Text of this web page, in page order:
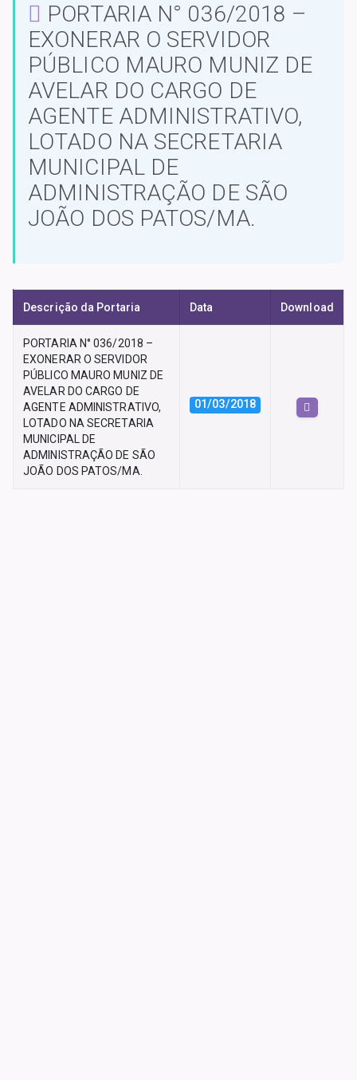
PORTARIA N° 036/2018 –
EXONERAR O SERVIDOR
PÚBLICO MAURO MUNIZ DE
AVELAR DO CARGO DE
AGENTE ADMINISTRATIVO,
LOTADO NA SECRETARIA
MUNICIPAL DE
ADMINISTRAÇÃO DE SÃO
JOÃO DOS PATOS/MA.
Descrição da Portaria Data Download
PORTARIA N° 036/2018 –
EXONERAR O SERVIDOR
PÚBLICO MAURO MUNIZ DE
AVELAR DO CARGO DE
AGENTE ADMINISTRATIVO,
LOTADO NA SECRETARIA
MUNICIPAL DE
ADMINISTRAÇÃO DE SÃO
JOÃO DOS PATOS/MA.
01/03/2018